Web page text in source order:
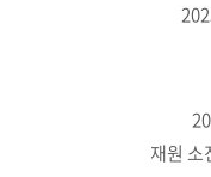
재원 소